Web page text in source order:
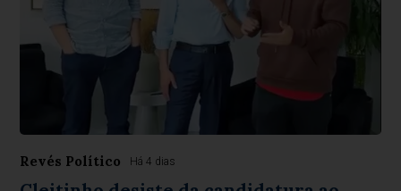
Revés Político Há 4 dias